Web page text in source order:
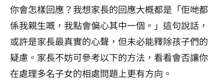
你會怎樣回應？我想家長的回應大概都是「佢哋都
係我親生嘅，我點會偏心其中一個。」這句說話，
或許是家長最真實的心聲，但未必能釋除孩子們的
疑慮。家長不妨可參考以下的方法，看看會否讓你
在處理多名子女的相處問題上更有方向。